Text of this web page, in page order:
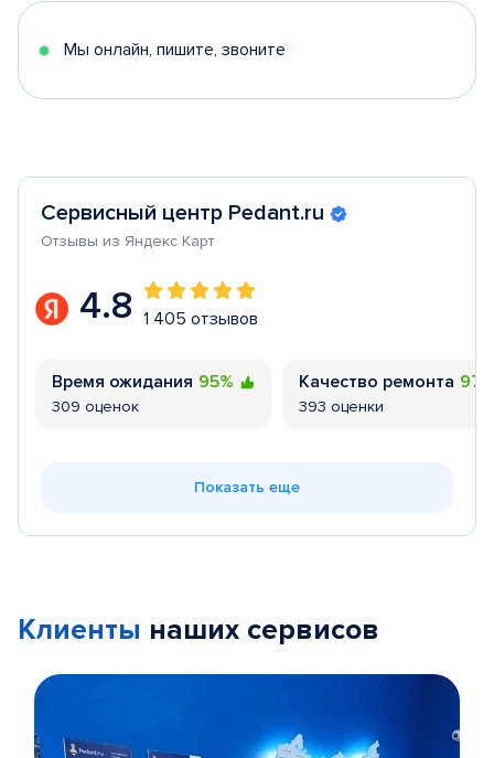
5
Мы онлайн, пишите, звоните
Сервисный центр Pedant.ru
Отзывы из Яндекс Карт
4.8 1 405 отзывов
Время ожидания 95%
309 оценок
Качество ремонта
393 оценки
Показать еще
Клиенты наших сервисов